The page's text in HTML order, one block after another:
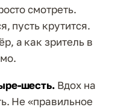
смотреть.
пусть крутится.
а как зритель в
шесть. Вдох на
Не «правильное